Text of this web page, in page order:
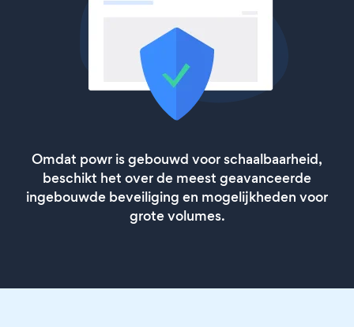
Omdat powr is gebouwd voor schaalbaarheid,
beschikt het over de meest geavanceerde
ingebouwde beveiliging en mogelijkheden voor
grote volumes.